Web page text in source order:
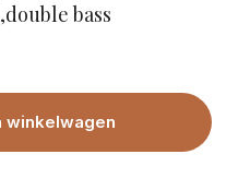
bass
winkelwagen